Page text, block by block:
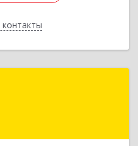
Ангарск г, 177-й кв-л,